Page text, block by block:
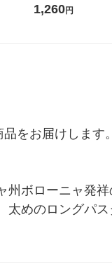
レス
ル
箱（18本入）オリジ
【クイズ付き】【紙
1,260円
をお届けします。
ボローニャ発
めのロングパ